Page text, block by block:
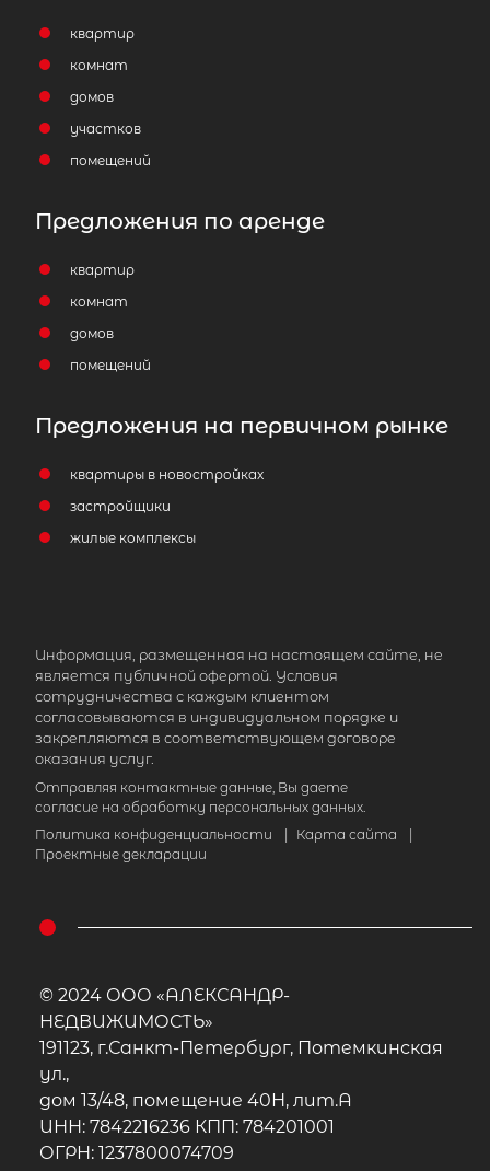
квартир
комнат
домов
участков
помещений
Предложения по аренде
квартир
комнат
домов
помещений
Предложения на первичном рынке
квартиры в новостройках
застройщики
жилые комплексы
Информация, размещенная на настоящем сайте, не
является публичной офертой. Условия
сотрудничества с каждым клиентом
согласовываются в индивидуальном порядке и
закрепляются в соответствующем договоре
оказания услуг.
Отправляя контактные данные, Вы даете
согласие на обработку персональных данных.
Политика конфиденциальности
Карта сайта
Проектные декларации
© 2024 ООО «АЛЕКСАНДР-
НЕДВИЖИМОСТЬ»
191123, г.Санкт-Петербург, Потемкинская
ул.,
дом 13/48, помещение 40Н, лит.А
ИНН: 7842216236 КПП: 784201001
ОГРН: 1237800074709